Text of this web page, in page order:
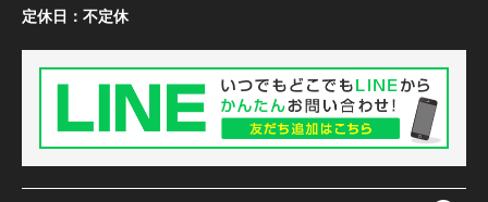
定休日： 不定休